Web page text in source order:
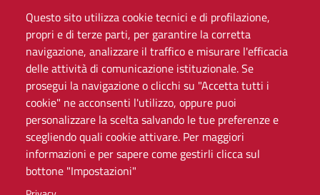
Questo sito utilizza cookie tecnici e di profilazione,
propri e di terze parti, per garantire la corretta
navigazione, analizzare il traffico e misurare l'efficacia
delle attività di comunicazione istituzionale. Se
prosegui la navigazione o clicchi su "Accetta tutti i
cookie" ne acconsenti l'utilizzo, oppure puoi
personalizzare la scelta salvando le tue preferenze e
scegliendo quali cookie attivare. Per maggiori
informazioni e per sapere come gestirli clicca sul
bottone "Impostazioni"
CONTATTI
Via S. Ottavio, 20, 10124, Torino, TO
E-mail:info.dish@unito.it